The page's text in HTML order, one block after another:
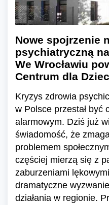
Nowe spojrzenie
psychiatryczną
We Wrocławiu
Centrum dla
Kryzys zdrowia
w Polsce przestał być
alarmowym. Dziś już
świadomość, że
problemem
częściej mierzą się z
zaburzeniami
dramatyczne
działania w regionie.